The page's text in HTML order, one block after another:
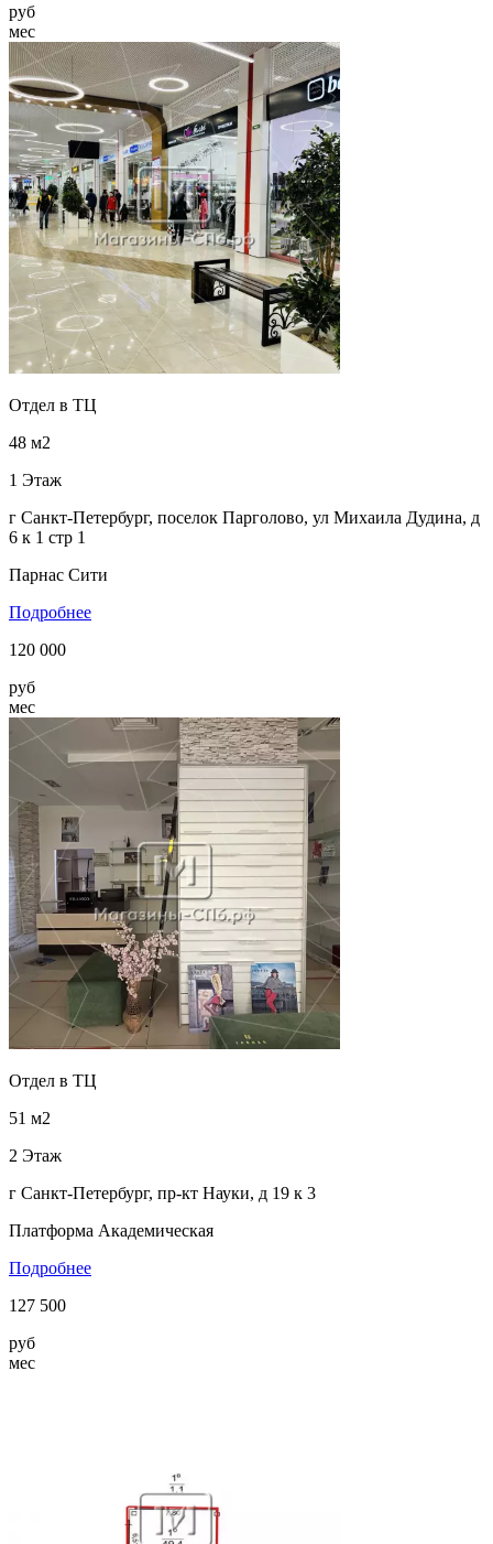
руб
мес
Отдел в ТЦ
48 м2
1 Этаж
г Санкт-Петербург, поселок Парголово, ул Михаила Дудина, д
6 к 1 стр 1
Парнас Сити
Подробнее
120 000
руб
мес
Отдел в ТЦ
51 м2
2 Этаж
г Санкт-Петербург, пр-кт Науки, д 19 к 3
Платформа Академическая
Подробнее
127 500
руб
мес